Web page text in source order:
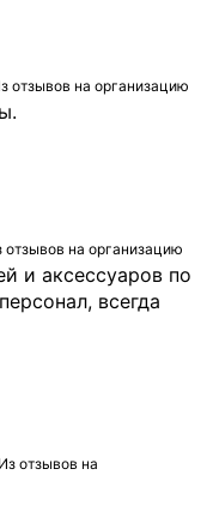
отзывов на организацию
отзывов на организацию
и аксессуаров по
всегда
отзывов на